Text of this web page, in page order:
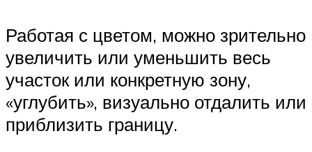
Работая с цветом, можно зрительно
увеличить или уменьшить весь
участок или конкретную зону,
«углубить», визуально отдалить или
приблизить границу.